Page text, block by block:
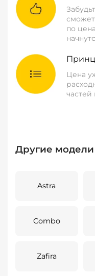
по
Цена
частей
Другие модели
Astra
Combo
Zafira